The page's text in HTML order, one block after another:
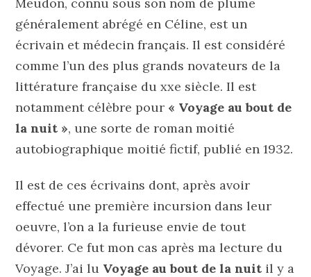
Meudon, connu sous son nom de plume
généralement abrégé en Céline, est un
écrivain et médecin français. Il est considéré
comme l’un des plus grands novateurs de la
littérature française du xxe siècle. Il est
notamment célèbre pour « Voyage au bout de
la nuit », une sorte de roman moitié
autobiographique moitié fictif, publié en 1932.
Il est de ces écrivains dont, après avoir
effectué une première incursion dans leur
oeuvre, l’on a la furieuse envie de tout
dévorer. Ce fut mon cas après ma lecture du
Voyage. J’ai lu Voyage au bout de la nuit il y a